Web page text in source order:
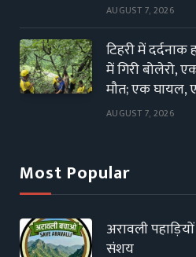
AUGUST 7, 2026
टिहरी में
में गिरी बोलेरो,
मौत; एक घायल,
AUGUST 7, 2026
Most Popular
अरावली
संशय